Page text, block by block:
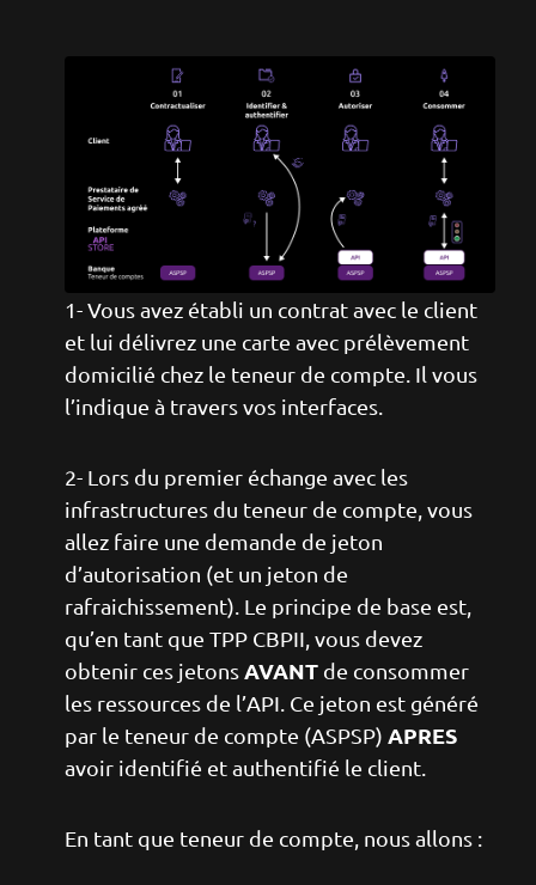
1- Vous avez établi un contrat avec le client
et lui délivrez une carte avec prélèvement
domicilié chez le teneur de compte. Il vous
l’indique à travers vos interfaces.
2- Lors du premier échange avec les
infrastructures du teneur de compte, vous
allez faire une demande de jeton
d’autorisation (et un jeton de
rafraichissement). Le principe de base est,
qu’en tant que TPP CBPII, vous devez
obtenir ces jetonsAVANT de consommer
les ressources de l’API. Ce jeton est généré
par le teneur de compte (ASPSP) APRES
avoir identifié et authentifié le client.
En tant que teneur de compte, nous allons :